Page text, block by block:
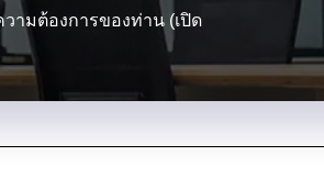
ามต้องการของท่าน (เปิด